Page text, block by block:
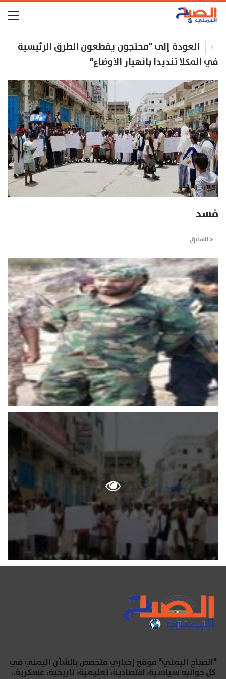
العودة إلى "محتجون يقطعون الطرق الرئيسية
في المكلا تنديدا بانهيار الأوضاع"
فسد
السابق
"الصباح اليمني" موقع إخباري متخصص بالشأن اليمني في
كل جوانبه سياسية، اقتصادية، تعليمية، تاريخية، عسكرية..